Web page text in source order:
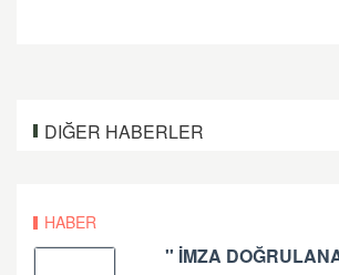
DIĞER HABERLER
HABER